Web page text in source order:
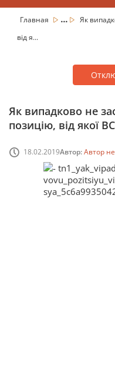
Главная ...
Як
від я...
Як випадково не
позицію, від якої
18.02.2019Автор:Автор